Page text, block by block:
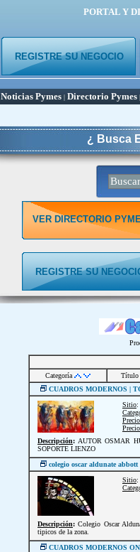
PORTAL Y
REGISTRE SU NEGOCIO
Noticias Pymes | Directorio Pymes |
¿ Busca
VER DIRECTORIO
REGISTRE SU
Categoría
Título
CUADROS MODERNOS |
Sitio:
Precio
Descripción: AUTOR OSMAR
SOPORTE LIENZO
colegio oscar aldunate abbott
Sitio:
Descripción: Colegio Oscar
tipicos de la zona.
CUADROS MODERNOS